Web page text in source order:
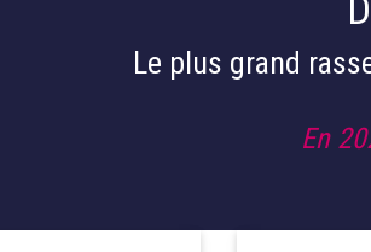
Le plus grand
En